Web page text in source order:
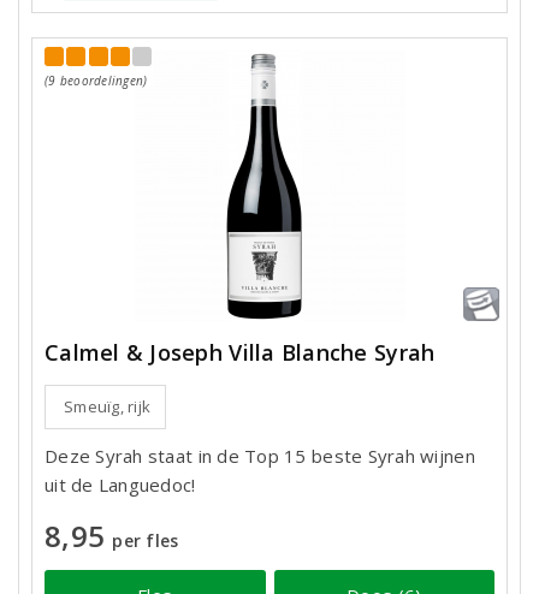
(9 beoordelingen)
Calmel & Joseph Villa Blanche Syrah
Smeuïg, rijk
Deze Syrah staat in de Top 15 beste Syrah wijnen
uit de Languedoc!
8,95 per fles